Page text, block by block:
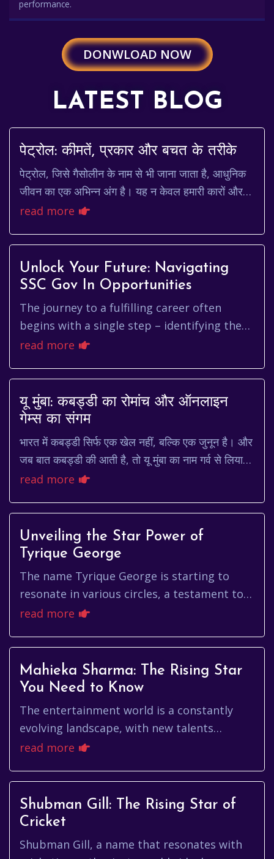
performance.
DONWLOAD NOW
LATEST BLOG
पेट्रोल: कीमतें, प्रकार और बचत के तरीके
पेट्रोल, जिसे गैसोलीन के नाम से भी जाना जाता है, आधुनिक
जीवन का एक अभिन्न अंग है। यह न केवल हमारी कारों और
मोटरसाइकिलों को चलाता है, बल्कि कई अन्य मशी...
read more
Unlock Your Future: Navigating
SSC Gov In Opportunities
The journey to a fulfilling career often
begins with a single step – identifying the
right opportunities and navigating the
read more
यू मुंबा: कबड्डी का रोमांच और ऑनलाइन
गेम्स का संगम
भारत में कबड्डी सिर्फ एक खेल नहीं, बल्कि एक जुनून है। और
जब बात कबड्डी की आती है, तो यू मुंबा का नाम गर्व से लिया
जाता है। यह टीम न केवल प्रो कबड्डी ल...
read more
Unveiling the Star Power of
Tyrique George
The name Tyrique George is starting to
resonate in various circles, a testament to
talent, hard work, and perhaps a little bit of
read more
Mahieka Sharma: The Rising Star
You Need to Know
The entertainment world is a constantly
evolving landscape, with new talents
emerging all the time. One name that's
read more
Shubman Gill: The Rising Star of
Cricket
Shubman Gill, a name that resonates with